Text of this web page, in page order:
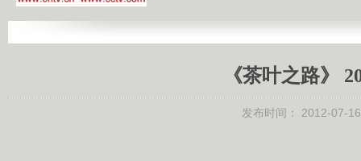
《茶叶之路》
发布时间： 2012-07-